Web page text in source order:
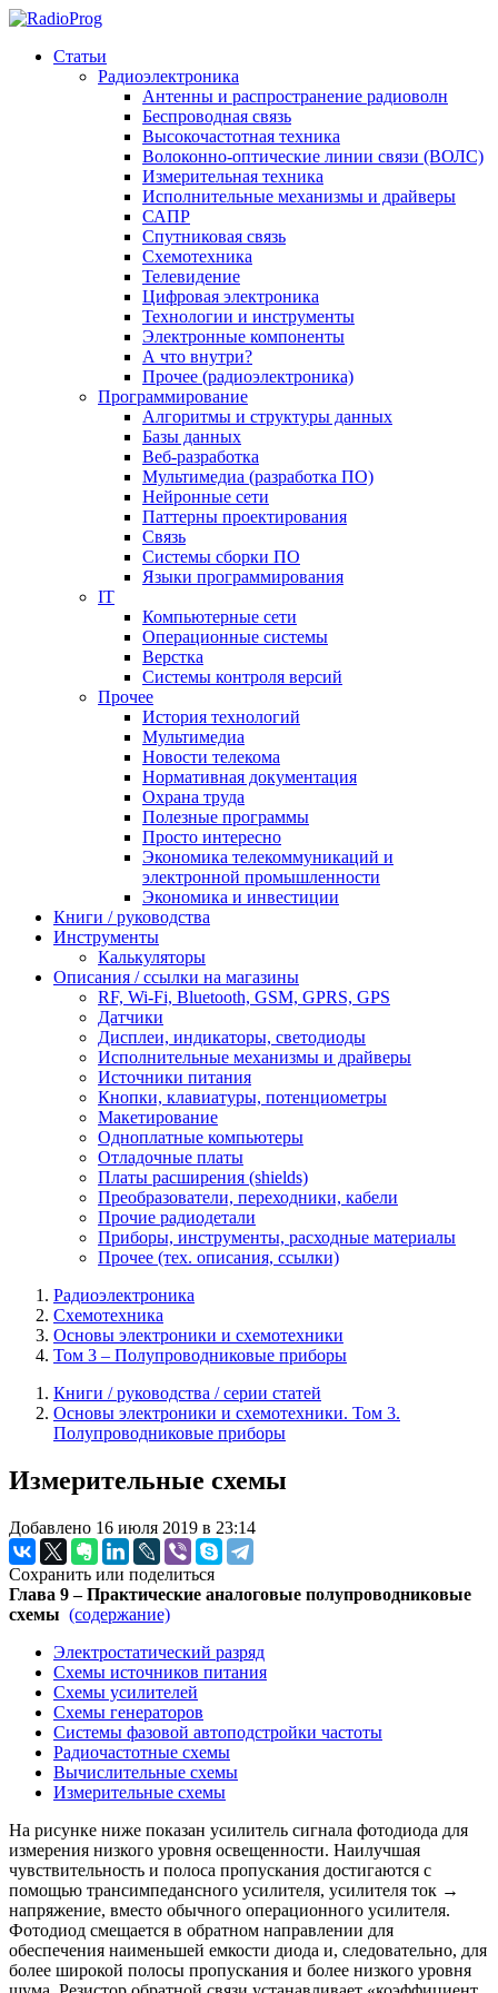
Статьи
Радиоэлектроника
Антенны и распространение радиоволн
Беспроводная связь
Высокочастотная техника
Волоконно-оптические линии связи (ВОЛС)
Измерительная техника
Исполнительные механизмы и драйверы
САПР
Спутниковая связь
Схемотехника
Телевидение
Цифровая электроника
Технологии и инструменты
Электронные компоненты
А что внутри?
Прочее (радиоэлектроника)
Программирование
Алгоритмы и структуры данных
Базы данных
Веб-разработка
Мультимедиа (разработка ПО)
Нейронные сети
Паттерны проектирования
Связь
Системы сборки ПО
Языки программирования
IT
Компьютерные сети
Операционные системы
Верстка
Системы контроля версий
Прочее
История технологий
Мультимедиа
Новости телекома
Нормативная документация
Охрана труда
Полезные программы
Просто интересно
Экономика телекоммуникаций и
электронной промышленности
Экономика и инвестиции
Книги / руководства
Инструменты
Калькуляторы
Описания / ссылки на магазины
RF, Wi-Fi, Bluetooth, GSM, GPRS, GPS
Датчики
Дисплеи, индикаторы, светодиоды
Исполнительные механизмы и драйверы
Источники питания
Кнопки, клавиатуры, потенциометры
Макетирование
Одноплатные компьютеры
Отладочные платы
Платы расширения (shields)
Преобразователи, переходники, кабели
Прочие радиодетали
Приборы, инструменты, расходные материалы
Прочее (тех. описания, ссылки)
Радиоэлектроника
Схемотехника
Основы электроники и схемотехники
Том 3 – Полупроводниковые приборы
Книги / руководства / серии статей
Основы электроники и схемотехники. Том 3.
Полупроводниковые приборы
Измерительные схемы
Добавлено 16 июля 2019 в 23:14
Сохранить или поделиться
Глава 9 – Практические аналоговые полупроводниковые
схемы (содержание)
Электростатический разряд
Схемы источников питания
Схемы усилителей
Схемы генераторов
Системы фазовой автоподстройки частоты
Радиочастотные схемы
Вычислительные схемы
Измерительные схемы
На рисунке ниже показан усилитель сигнала фотодиода для
измерения низкого уровня освещенности. Наилучшая
чувствительность и полоса пропускания достигаются с
помощью трансимпедансного усилителя, усилителя ток →
напряжение, вместо обычного операционного усилителя.
Фотодиод смещается в обратном направлении для
обеспечения наименьшей емкости диода и, следовательно, для
более широкой полосы пропускания и более низкого уровня